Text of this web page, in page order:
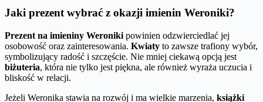
Jaki prezent wybrać z okazji imienin Weroniki?
Prezent na imieniny Weroniki powinien odzwierciedlać jej
osobowość oraz zainteresowania. Kwiaty to zawsze trafiony wybór,
symbolizujący radość i szczęście. Nie mniej ciekawą opcją jest
biżuteria, która nie tylko jest piękna, ale również wyraża uczucia i
bliskość w relacji.
Jeżeli Weronika stawia na rozwój i ma wielkie marzenia, książki